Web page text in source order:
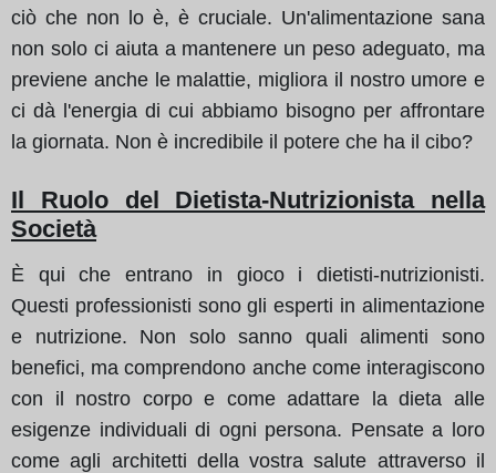
ciò che non lo è, è cruciale. Un'alimentazione sana
non solo ci aiuta a mantenere un peso adeguato, ma
previene anche le malattie, migliora il nostro umore e
ci dà l'energia di cui abbiamo bisogno per affrontare
la giornata. Non è incredibile il potere che ha il cibo?
Il Ruolo del Dietista-Nutrizionista nella
Società
È qui che entrano in gioco i dietisti-nutrizionisti.
Questi professionisti sono gli esperti in alimentazione
e nutrizione. Non solo sanno quali alimenti sono
benefici, ma comprendono anche come interagiscono
con il nostro corpo e come adattare la dieta alle
esigenze individuali di ogni persona. Pensate a loro
come agli architetti della vostra salute attraverso il